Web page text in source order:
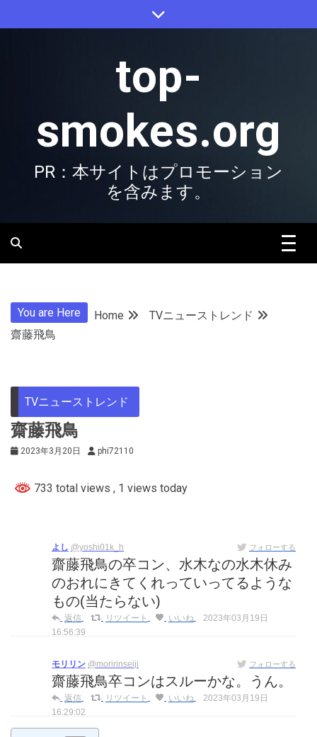
to
top-
smokes.org
PR：本サイトはプロモーション
を含みます。
You are Here Home
TVニューストレンド
齋藤飛鳥
TVニューストレンド
齋藤飛鳥
2023年3月20日 phi72110
733 total views , 1 views today
よし @yoshi01k_h フォローする
齋藤飛鳥の卒コン、水木なの水木休み
のおれにきてくれっていってるような
もの(当たらない)
返信 リツイート いいね
2023年03月19日
16:56:39
モリリン @moririnseiji フォローする
齋藤飛鳥卒コンはスルーかな。うん。
返信 リツイート いいね
2023年03月19日
16:29:02